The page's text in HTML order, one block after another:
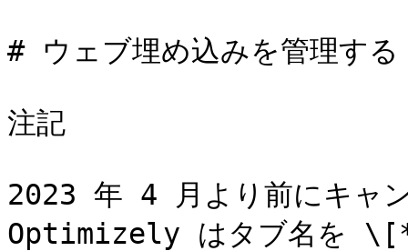
# ウェブ埋め込みを管理する
注記
2023 年 4 月より前にキャ
Optimizely はタブ名を